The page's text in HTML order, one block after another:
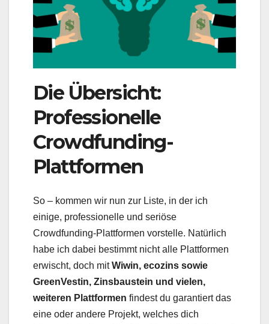
Die Übersicht:
Professionelle
Crowdfunding-
Plattformen
So – kommen wir nun zur Liste, in der ich
einige, professionelle und seriöse
Crowdfunding-Plattformen vorstelle. Natürlich
habe ich dabei bestimmt nicht alle Plattformen
erwischt, doch mitWiwin, ecozins sowie
GreenVestin, Zinsbaustein und vielen,
weiteren Plattformen findest du garantiert das
eine oder andere Projekt, welches dich